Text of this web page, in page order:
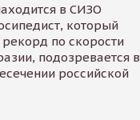
в СИЗО
который
рекорд по скорости
подозревается в
российской